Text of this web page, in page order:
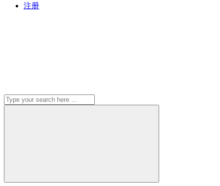
注册